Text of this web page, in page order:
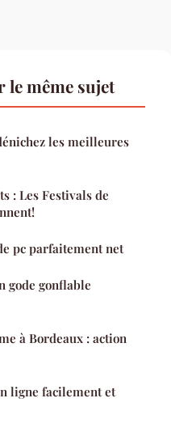
même sujet
les meilleures
: Les Festivals de
pc parfaitement net
gode gonflable
à Bordeaux : action
ligne facilement et